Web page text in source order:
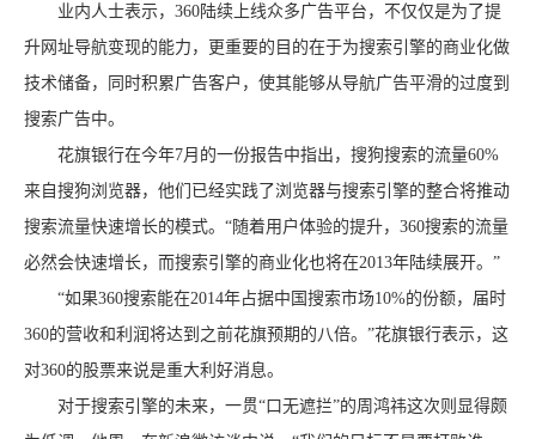
业内人士表示，360陆续上线众多广告平台，不仅仅是为了提
升网址导航变现的能力，更重要的目的在于为搜索引擎的商业化做
技术储备，同时积累广告客户，使其能够从导航广告平滑的过度到
搜索广告中。
花旗银行在今年7月的一份报告中指出，搜狗搜索的流量60%
来自搜狗浏览器，他们已经实践了浏览器与搜索引擎的整合将推动
搜索流量快速增长的模式。“随着用户体验的提升，360搜索的流量
必然会快速增长，而搜索引擎的商业化也将在2013年陆续展开。”
“如果360搜索能在2014年占据中国搜索市场10%的份额，届时
360的营收和利润将达到之前花旗预期的八倍。”花旗银行表示，这
对360的股票来说是重大利好消息。
对于搜索引擎的未来，一贯“口无遮拦”的周鸿祎这次则显得颇